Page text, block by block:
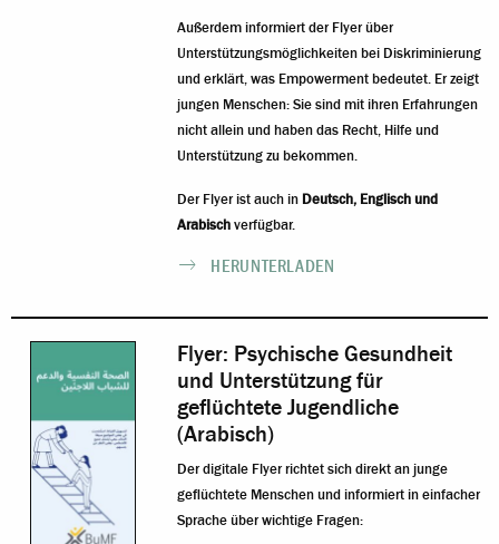
Außerdem informiert der Flyer über
Unterstützungsmöglichkeiten bei Diskriminierung
und erklärt, was Empowerment bedeutet. Er zeigt
jungen Menschen: Sie sind mit ihren Erfahrungen
nicht allein und haben das Recht, Hilfe und
Unterstützung zu bekommen.
Der Flyer ist auch in Deutsch, Englischund
Arabischverfügbar.
HERUNTERLADEN
Flyer: Psychische Gesundheit
und Unterstützung für
geflüchtete Jugendliche
(Arabisch)
Der digitale Flyer richtet sich direkt an junge
geflüchtete Menschen und informiert in einfacher
Sprache über wichtige Fragen: